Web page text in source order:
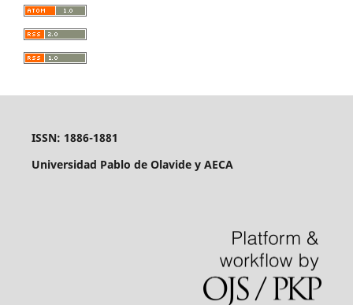
ISSN: 1886-1881
Universidad Pablo de Olavide y AECA